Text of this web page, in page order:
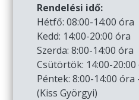
Rendelési idő:
Hétfő: 08:00-14:00 óra
Kedd: 14:00-20:00 óra
Szerda: 8:00-14:00 óra
Csütörtök: 14:00-20:00
Péntek: 8:00-14:00
(Kiss Györgyi)